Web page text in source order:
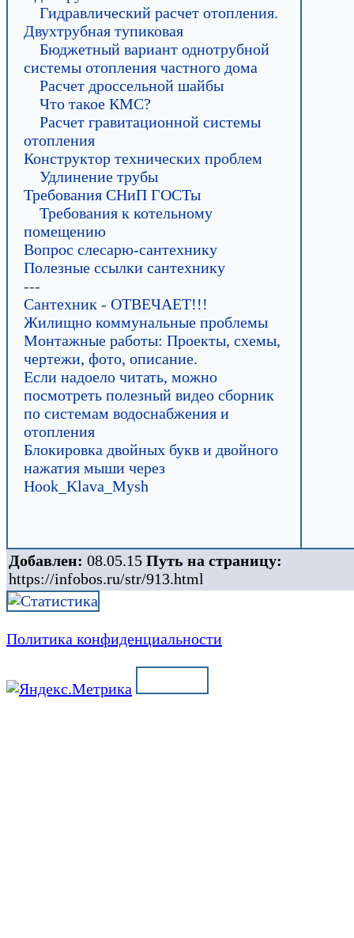
Гидравлический расчет отопления.
Двухтрубная тупиковая
Бюджетный вариант однотрубной
системы отопления частного дома
Расчет дроссельной шайбы
Что такое КМС?
Расчет гравитационной системы
отопления
Конструктор технических проблем
Удлинение трубы
Требования СНиП ГОСТы
Требования к котельному
помещению
Вопрос слесарю-сантехнику
Полезные ссылки сантехнику
---
Сантехник - ОТВЕЧАЕТ!!!
Жилищно коммунальные проблемы
Монтажные работы: Проекты, схемы,
чертежи, фото, описание.
Если надоело читать, можно
посмотреть полезный видео сборник
по системам водоснабжения и
отопления
Блокировка двойных букв и двойного
нажатия мыши через
Hook_Klava_Mysh
Добавлен: 08.05.15 Путь на страницу:
https://infobos.ru/str/913.html
Политика конфиденциальности